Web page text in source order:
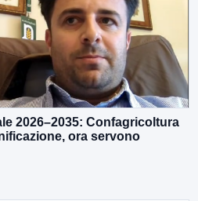
2026–2035: Confagricoltura
ora servono